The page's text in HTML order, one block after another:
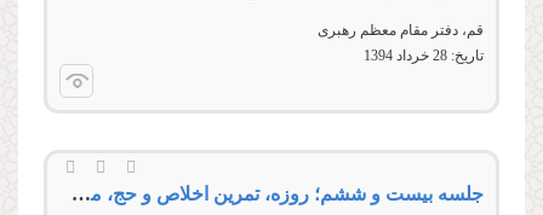
قم، دفتر مقام معظم رهبری
تاریخ: 28 خرداد 1394
جلسه بیست و ششم؛ روزه، تمرین اخلاص و حج، مظهر شکوه دین